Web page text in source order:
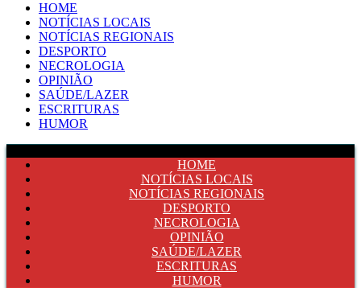
HOME
NOTÍCIAS LOCAIS
NOTÍCIAS REGIONAIS
DESPORTO
NECROLOGIA
OPINIÃO
SAÚDE/LAZER
ESCRITURAS
HUMOR
HOME
NOTÍCIAS LOCAIS
NOTÍCIAS REGIONAIS
DESPORTO
NECROLOGIA
OPINIÃO
SAÚDE/LAZER
ESCRITURAS
HUMOR